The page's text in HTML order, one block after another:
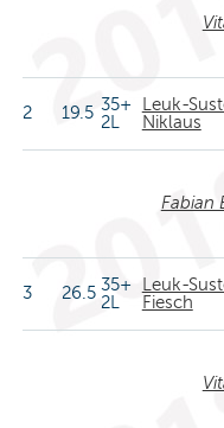
2 19.5 35+
2L
Leuk-
Niklaus
Fabian
3 26.5 35+
2L
Leuk-
Fiesch